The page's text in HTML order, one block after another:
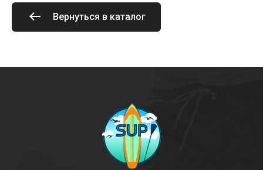
Вернуться в каталог